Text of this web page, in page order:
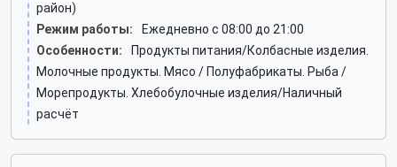
район)
Режим работы:
Ежедневно с 08:00 до 21:00
Особенности:
Продукты питания/Колбасные изделия.
Молочные продукты. Мясо / Полуфабрикаты. Рыба /
Морепродукты. Хлебобулочные изделия/Наличный
расчёт